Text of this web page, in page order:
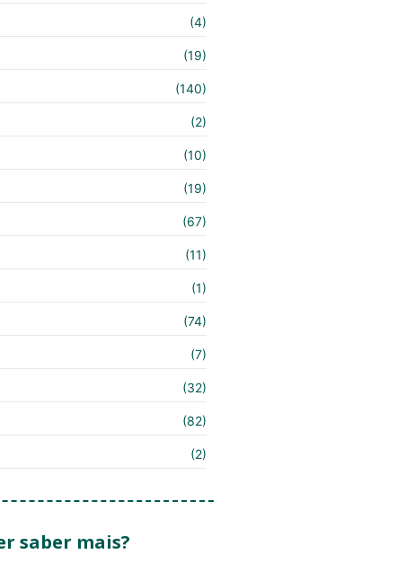
(4)
(19)
(140)
(2)
(10)
(19)
(67)
(11)
(1)
(74)
(7)
(32)
(82)
(2)
saber mais?